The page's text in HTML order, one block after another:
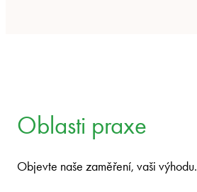
Oblasti praxe
Objevte naše zaměření, vaši výhodu.